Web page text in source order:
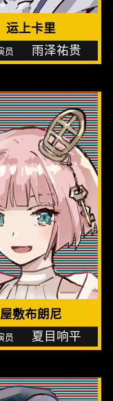
运上卡里
雨泽祐贵
屋敷布朗尼
夏目响平